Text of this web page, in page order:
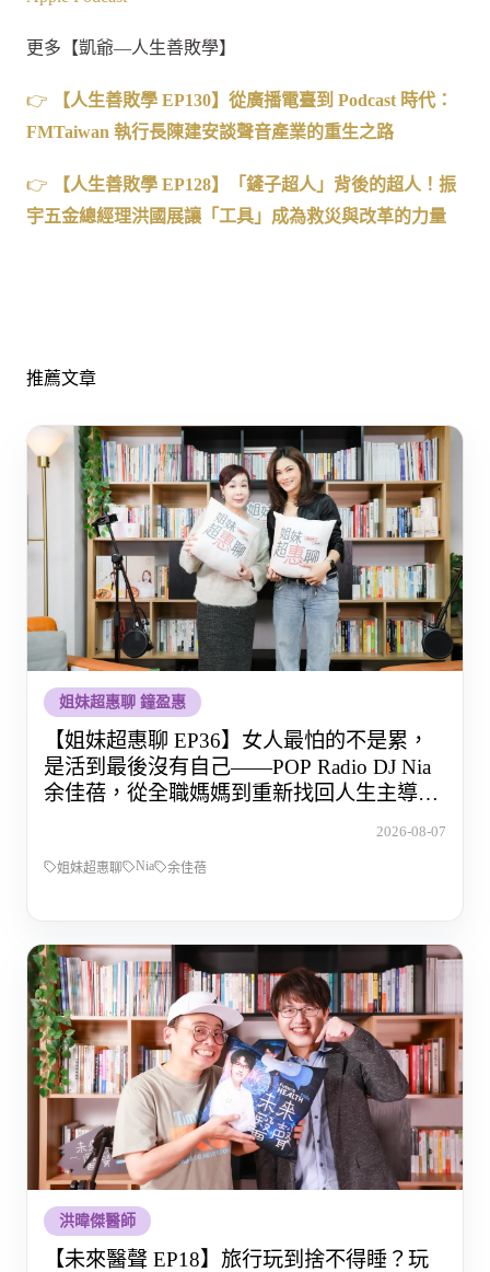
更多【凱爺—人生善敗學】
👉 【人生善敗學 EP130】從廣播電臺到 Podcast 時代：
FMTaiwan 執行長陳建安談聲音產業的重生之路
👉 【人生善敗學 EP128】
「鏟子超人」背後的超人！振
宇五金總經理洪國展讓「工具」成為救災與改革的力量
推薦文章
姐妹超惠聊 鐘盈惠
【姐妹超惠聊 EP36】女人最怕的不是累，
是活到最後沒有自己——POP Radio DJ Nia
余佳蓓，從全職媽媽到重新找回人生主導權
2026-08-07
姐妹超惠聊 Nia 余佳蓓
洪暐傑醫師
【未來醫聲 EP18】旅行玩到捨不得睡？玩